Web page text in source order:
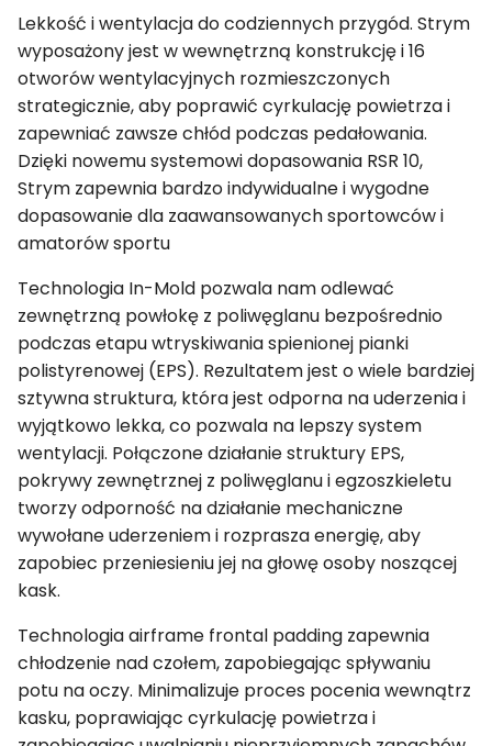
Lekkość i wentylacja do codziennych przygód. Strym
wyposażony jest w wewnętrzną konstrukcję i 16
otworów wentylacyjnych rozmieszczonych
strategicznie, aby poprawić cyrkulację powietrza i
zapewniać zawsze chłód podczas pedałowania.
Dzięki nowemu systemowi dopasowania RSR 10,
Strym zapewnia bardzo indywidualne i wygodne
dopasowanie dla zaawansowanych sportowców i
amatorów sportu
Technologia In-Mold pozwala nam odlewać
zewnętrzną powłokę z poliwęglanu bezpośrednio
podczas etapu wtryskiwania spienionej pianki
polistyrenowej (EPS). Rezultatem jest o wiele bardziej
sztywna struktura, która jest odporna na uderzenia i
wyjątkowo lekka, co pozwala na lepszy system
wentylacji. Połączone działanie struktury EPS,
pokrywy zewnętrznej z poliwęglanu i egzoszkieletu
tworzy odporność na działanie mechaniczne
wywołane uderzeniem i rozprasza energię, aby
zapobiec przeniesieniu jej na głowę osoby noszącej
kask.
Technologia airframe frontal padding zapewnia
chłodzenie nad czołem, zapobiegając spływaniu
potu na oczy. Minimalizuje proces pocenia wewnątrz
kasku, poprawiając cyrkulację powietrza i